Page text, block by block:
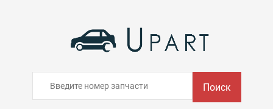
Поиск